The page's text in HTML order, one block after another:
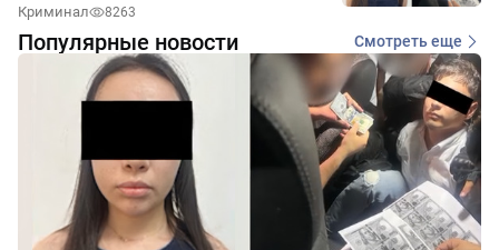
Криминал 8263
Популярные новости Смотреть еще